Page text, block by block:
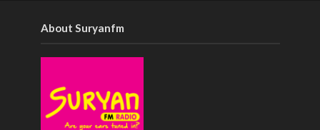
About Suryanfm